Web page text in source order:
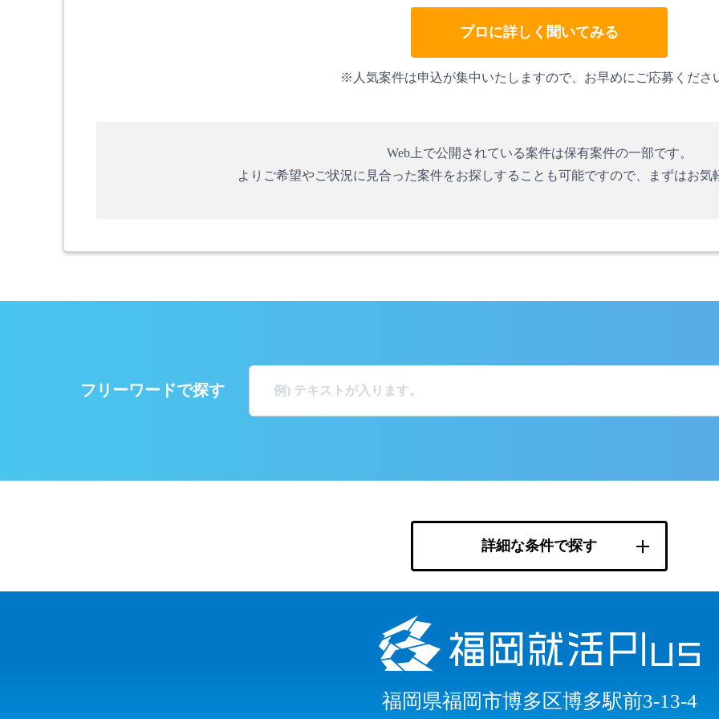
プロに詳しく聞いてみる
※人気案件は申込が集中いたしますので、お早めにご応募くださ
Web上で公開されている案件は保有案件の一部です。
よりご希望やご状況に見合った案件をお探しすることも可能ですので、まずはお気
フリーワードで探す
詳細な条件で探す
福岡県福岡市博多区博多駅前3-13-4